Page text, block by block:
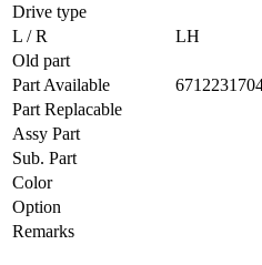
Drive type
L / R
LH
Old part
Part Available
Part Replacable
Assy Part
Sub. Part
Color
Option
Remarks